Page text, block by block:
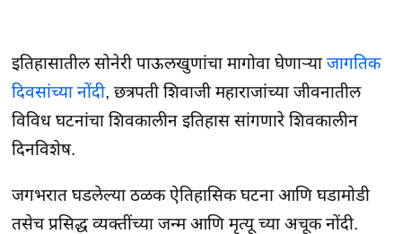
इतिहासातील सोनेरी पाऊलखुणांचा मागोवा घेणाऱ्याजागतिक
दिवसांच्या नोंदी, छत्रपती शिवाजी महाराजांच्या जीवनातील
विविध घटनांचा शिवकालीन इतिहास सांगणारे शिवकालीन
दिनविशेष.
जगभरात घडलेल्या ठळक ऐतिहासिक घटना आणि घडामोडी
तसेच प्रसिद्ध व्यक्तींच्या जन्म आणि मृत्यू च्या अचूक नोंदी.